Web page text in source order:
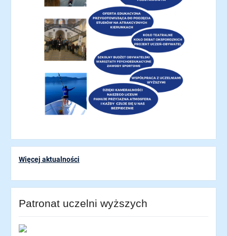
Więcej aktualności
Patronat uczelni wyższych